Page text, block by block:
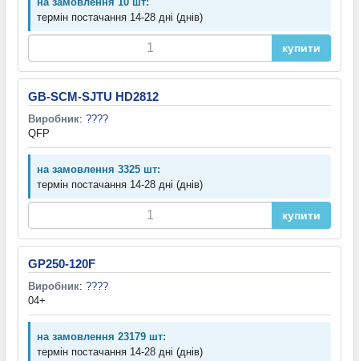
термін постачання 14-28 дні (днів)
купити
GB-SCM-SJTU HD2812
Виробник: ????
QFP
на замовлення 3325 шт:
термін постачання 14-28 дні (днів)
купити
GP250-120F
Виробник: ????
04+
на замовлення 23179 шт:
термін постачання 14-28 дні (днів)